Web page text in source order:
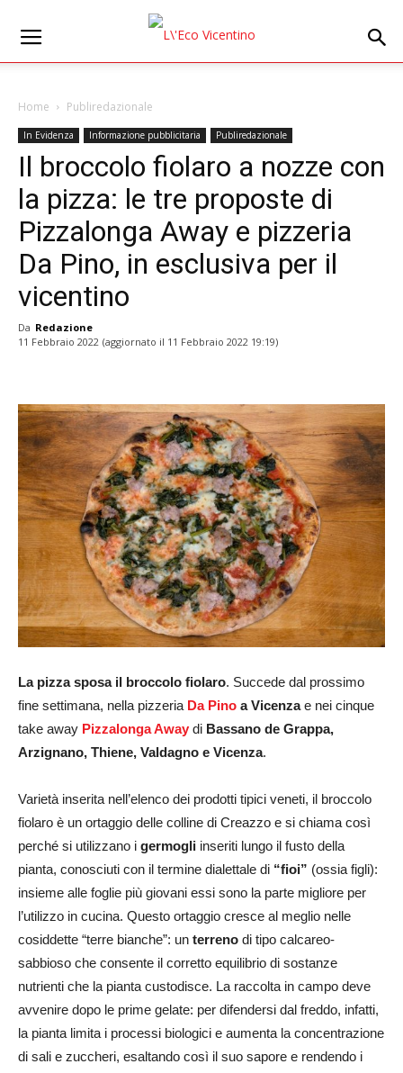
Home Publiredazionale
In Evidenza Informazione pubblicitaria Publiredazionale
Il broccolo fiolaro a nozze con
la pizza: le tre proposte di
Pizzalonga Away e pizzeria
Da Pino, in esclusiva per il
vicentino
Da Redazione
11 Febbraio 2022 (aggiornato il 11 Febbraio 2022 19:19)
La pizza sposa il broccolo fiolaro. Succede dal prossimo
fine settimana, nella pizzeria Da Pino a Vicenzae nei cinque
take away Pizzalonga Away di Bassano de Grappa,
Arzignano, Thiene, Valdagno e Vicenza.
Varietà inserita nell’elenco dei prodotti tipici veneti, il broccolo
fiolaro è un ortaggio delle colline di Creazzo e si chiama così
perché si utilizzano i germogli inseriti lungo il fusto della
pianta, conosciuti con il termine dialettale di “fioi” (ossia figli):
insieme alle foglie più giovani essi sono la parte migliore per
l’utilizzo in cucina. Questo ortaggio cresce al meglio nelle
cosiddette “terre bianche”: un terreno di tipo calcareo-
sabbioso che consente il corretto equilibrio di sostanze
nutrienti che la pianta custodisce. La raccolta in campo deve
avvenire dopo le prime gelate: per difendersi dal freddo, infatti,
la pianta limita i processi biologici e aumenta la concentrazione
di sali e zuccheri, esaltando così il suo sapore e rendendo i